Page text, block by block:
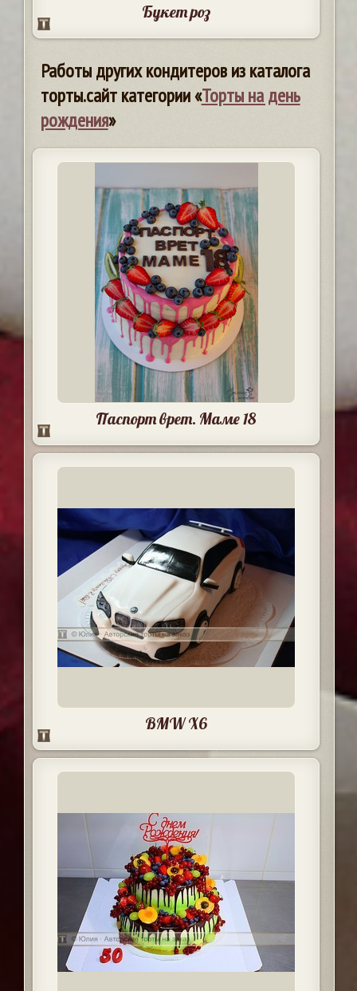
Букет роз
Работы других кондитеров из каталога
торты.сайт категории «Торты на день
рождения»
Паспорт врет. Маме 18
BMW X6